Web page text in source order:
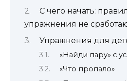
С чего начать:
упражнения не
Упражнения для
«Найди пару» с
«Что пропало»